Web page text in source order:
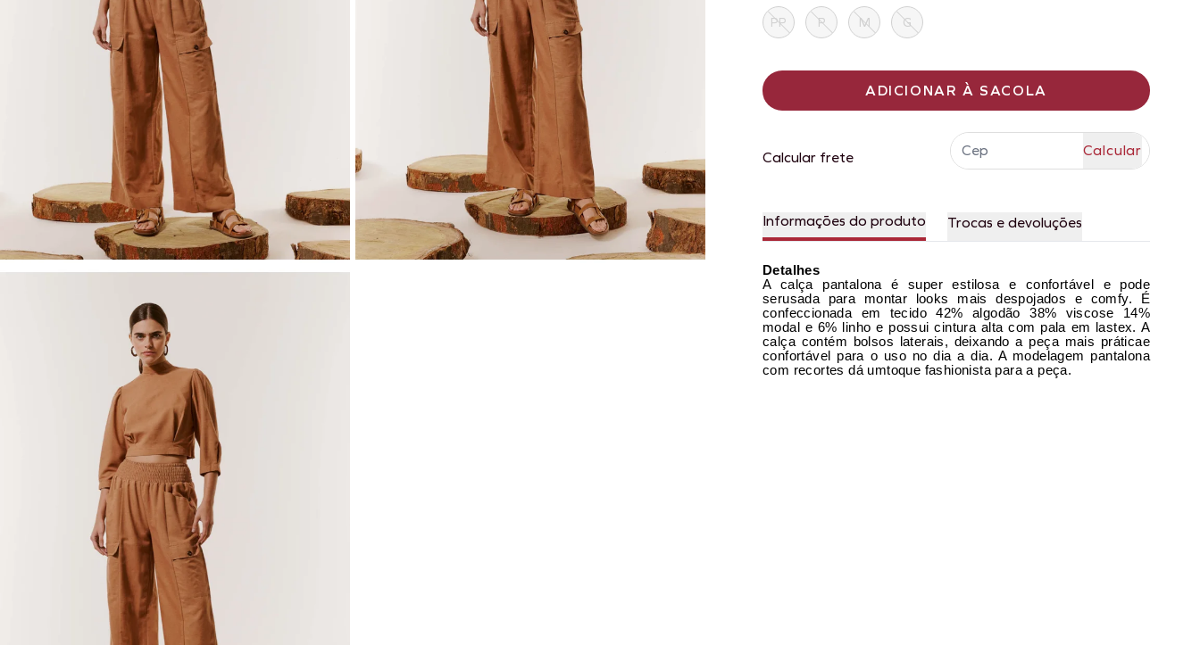
PP P M G
ADICIONAR À SACOLA
Calcular frete
Informações do produto Trocas e devoluções
Detalhes
A calça pantalona é super estilosa e confortável e pode
serusada para montar looks mais despojados e comfy. É
confeccionada em tecido 42% algodão 38% viscose 14%
modal e 6% linho e possui cintura alta com pala em lastex. A
calça contém bolsos laterais, deixando a peça mais práticae
confortável para o uso no dia a dia. A modelagem pantalona
com recortes dá umtoque fashionista para a peça.